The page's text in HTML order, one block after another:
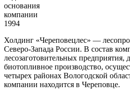
основания
компании
1994
Холдинг «Череповецлес» —
Северо-Запада России. В состав
лесозаготовительных предприятия,
биотопливное производство,
четырех районах Вологодской
компании находится в Череповце.